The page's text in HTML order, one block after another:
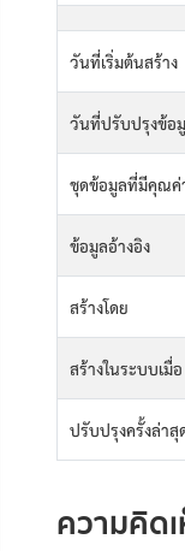
วันที่เริ่มต้นสร้าง
วันที่ปรับปรุงข้อ
ชุดข้อมูลที่มีคุณค่
ข้อมูลอ้างอิง
สร้างโดย
สร้างในระบบเมื่อ
ปรับปรุงครั้งล่าสุ
ความคิด